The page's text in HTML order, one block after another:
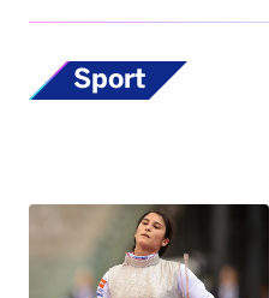
Sport